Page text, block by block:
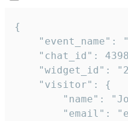
{
"event_name":
"chat_id":
"widget_id":
    "visitor": {
"name":
"email":